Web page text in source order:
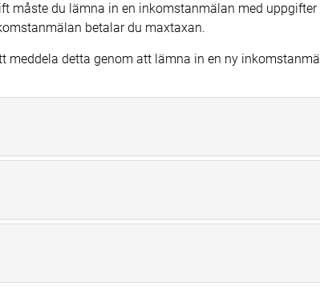
måste du lämna in en inkomstanmälan med uppgifter
betalar du maxtaxan.
meddela detta genom att lämna in en ny